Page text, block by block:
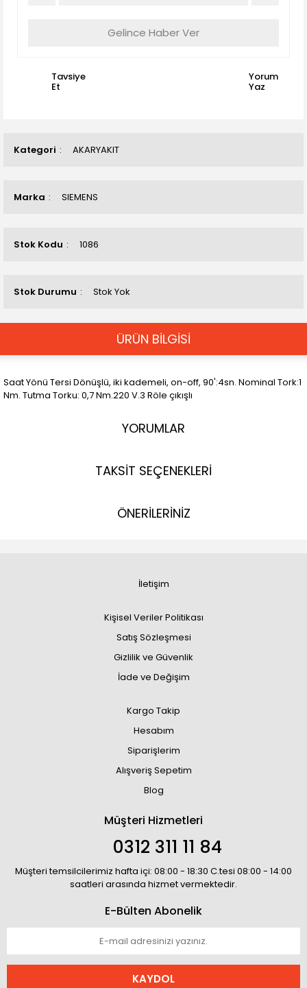
Kategori AKARYAKIT
Marka SIEMENS
Stok Kodu 1086
Stok Durumu Stok Yok
Gelince Haber Ver
Tavsiye
Et
Yorum
Yaz
ÜRÜN BİLGİSİ
Saat Yönü Tersi Dönüşlü, iki kademeli, on-off, 90':4sn. Nominal Tork:1
Nm. Tutma Torku: 0,7 Nm.220 V.3 Röle çıkışlı
YORUMLAR
TAKSİT SEÇENEKLERİ
ÖNERİLERİNİZ
İletişim
Kişisel Veriler Politikası
Satış Sözleşmesi
Gizlilik ve Güvenlik
İade ve Değişim
Kargo Takip
Hesabım
Siparişlerim
Alışveriş Sepetim
Blog
Müşteri Hizmetleri
0312 311 11 84
Müşteri temsilcilerimiz hafta içi: 08:00 - 18:30 C.tesi 08:00 - 14:00
saatleri arasında hizmet vermektedir.
E-Bülten Abonelik
KAYDOL